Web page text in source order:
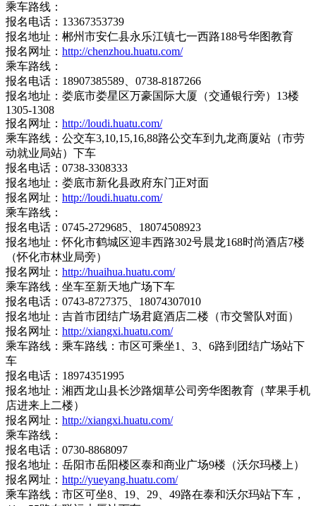
乘车路线：
报名电话：13367353739
报名地址：郴州市安仁县永乐江镇七一西路188号华图教育
报名网址： http://chenzhou.huatu.com/
乘车路线：
报名电话：18907385589、0738-8187266
报名地址：娄底市娄星区万豪国际大厦（交通银行旁）13楼
1305-1308
报名网址： http://loudi.huatu.com/
乘车路线：公交车3,10,15,16,88路公交车到九龙商厦站（市劳
动就业局站）下车
报名电话：0738-3308333
报名地址：娄底市新化县政府东门正对面
报名网址： http://loudi.huatu.com/
乘车路线：
报名电话：0745-2729685、18074508923
报名地址：怀化市鹤城区迎丰西路302号晨龙168时尚酒店7楼
（怀化市林业局旁）
报名网址： http://huaihua.huatu.com/
乘车路线：坐车至新天地广场下车
报名电话：0743-8727375、18074307010
报名地址：吉首市团结广场君庭酒店二楼（市交警队对面）
报名网址： http://xiangxi.huatu.com/
乘车路线：乘车路线：市区可乘坐1、3、6路到团结广场站下
车
报名电话：18974351995
报名地址：湘西龙山县长沙路烟草公司旁华图教育（苹果手机
店进来上二楼）
报名网址： http://xiangxi.huatu.com/
乘车路线：
报名电话：0730-8868097
报名地址：岳阳市岳阳楼区泰和商业广场9楼（沃尔玛楼上）
报名网址： http://yueyang.huatu.com/
乘车路线：市区可坐8、19、29、49路在泰和沃尔玛站下车，